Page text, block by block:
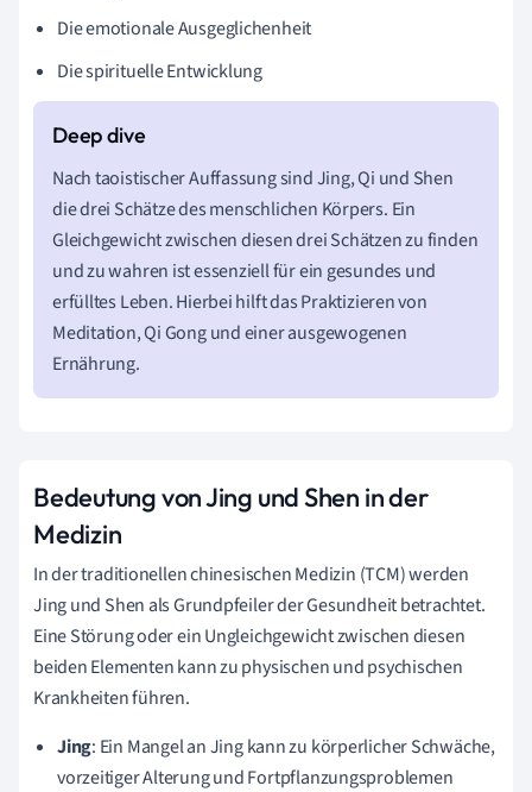
Die emotionale Ausgeglichenheit
Die spirituelle Entwicklung
Nach taoistischer Auffassung sind Jing, Qi und Shen
die drei Schätze des menschlichen Körpers. Ein
Gleichgewicht zwischen diesen drei Schätzen zu finden
und zu wahren ist essenziell für ein gesundes und
erfülltes Leben. Hierbei hilft das Praktizieren von
Meditation, Qi Gong und einer ausgewogenen
Ernährung.
Bedeutung von Jing und Shen in der
Medizin
In der traditionellen chinesischen Medizin (TCM) werden
Jing und Shen als Grundpfeiler der Gesundheit betrachtet.
Eine Störung oder ein Ungleichgewicht zwischen diesen
beiden Elementen kann zu physischen und psychischen
Krankheiten führen.
Jing: Ein Mangel an Jing kann zu körperlicher Schwäche,
vorzeitiger Alterung und Fortpflanzungsproblemen